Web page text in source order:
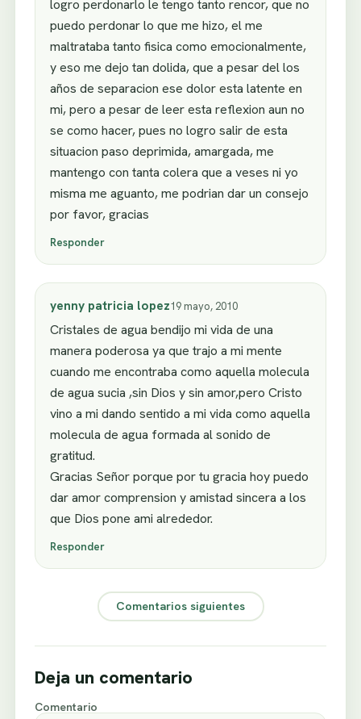
logro perdonarlo le tengo tanto rencor, que no
puedo perdonar lo que me hizo, el me
maltrataba tanto fisica como emocionalmente,
y eso me dejo tan dolida, que a pesar del los
años de separacion ese dolor esta latente en
mi, pero a pesar de leer esta reflexion aun no
se como hacer, pues no logro salir de esta
situacion paso deprimida, amargada, me
mantengo con tanta colera que a veses ni yo
misma me aguanto, me podrian dar un consejo
por favor, gracias
Responder
yenny patricia lopez19 mayo, 2010
Cristales de agua bendijo mi vida de una
manera poderosa ya que trajo a mi mente
cuando me encontraba como aquella molecula
de agua sucia ,sin Dios y sin amor,pero Cristo
vino a mi dando sentido a mi vida como aquella
molecula de agua formada al sonido de
gratitud.
Gracias Señor porque por tu gracia hoy puedo
dar amor comprension y amistad sincera a los
que Dios pone ami alrededor.
Responder
Comentarios siguientes
Deja un comentario
Comentario